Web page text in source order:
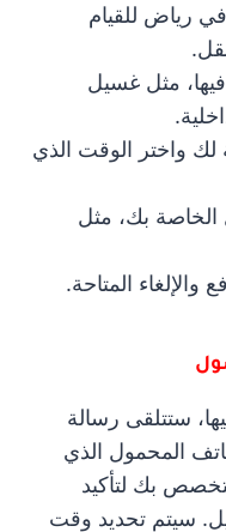
رياض للقيام
مثل غسيل
لك واختر الوقت الذي
الخاصة بك، مثل
المتاحة.
ستتلقى رسالة
المحمول الذي
بك لتأكيد
سيتم تحديد وقت